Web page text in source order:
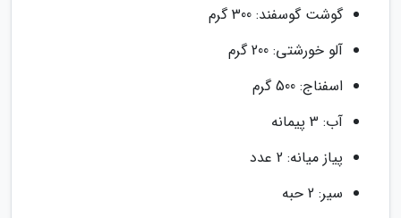
گوشت گوسفند: 300 گرم
آلو خورشتی: 200 گرم
اسفناج: 500 گرم
آب: 3 پیمانه
پیاز میانه: 2 عدد
سیر: 2 حبه